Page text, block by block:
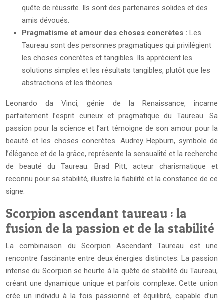
quête de réussite. Ils sont des partenaires solides et des
amis dévoués.
Pragmatisme et amour des choses concrètes : Les
Taureau sont des personnes pragmatiques qui privilégient
les choses concrètes et tangibles. Ils apprécient les
solutions simples et les résultats tangibles, plutôt que les
abstractions et les théories.
Leonardo da Vinci, génie de la Renaissance, incarne
parfaitement l’esprit curieux et pragmatique du Taureau. Sa
passion pour la science et l’art témoigne de son amour pour la
beauté et les choses concrètes. Audrey Hepburn, symbole de
l’élégance et de la grâce, représente la sensualité et la recherche
de beauté du Taureau. Brad Pitt, acteur charismatique et
reconnu pour sa stabilité, illustre la fiabilité et la constance de ce
signe.
Scorpion ascendant taureau : la
fusion de la passion et de la stabilité
La combinaison du Scorpion Ascendant Taureau est une
rencontre fascinante entre deux énergies distinctes. La passion
intense du Scorpion se heurte à la quête de stabilité du Taureau,
créant une dynamique unique et parfois complexe. Cette union
crée un individu à la fois passionné et équilibré, capable d’un